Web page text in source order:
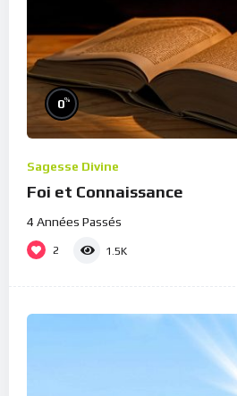
0%
Sagesse Divine
Foi et Connaissance
4 Années Passés
2 1.5K